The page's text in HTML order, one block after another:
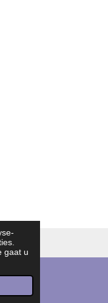
gaat u